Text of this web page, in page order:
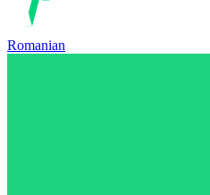
Romanian